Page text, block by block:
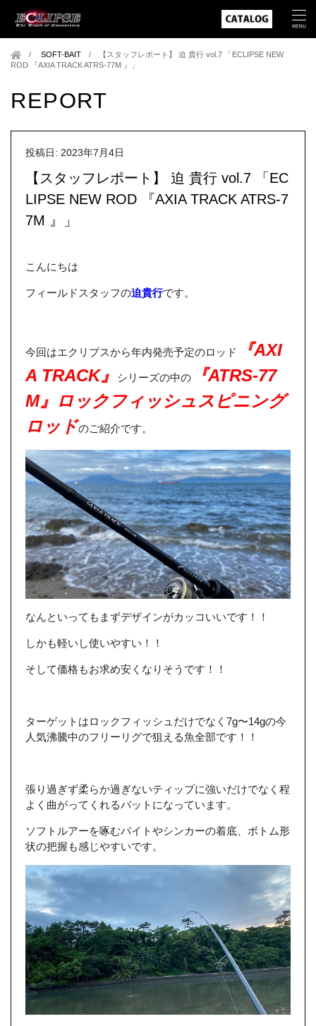
SOFT-BAIT /
【スタッフレポート】 迫 貴行 vol.7 「ECLIPSE NEW
ROD 『AXIA TRACK ATRS-77M 』」
REPORT
投稿日: 2023年7月4日
【スタッフレポート】 迫 貴行 vol.7 「EC
LIPSE NEW ROD 『AXIA TRACK ATRS-7
7M 』」
こんにちは
フィールドスタッフの迫貴行です。
今回はエクリプスから年内発売予定のロッド
『AXI
A TRACK』
シリーズの中の
『ATRS-77
M』ロックフィッシュスピニング
ロッドのご紹介です。
なんといってもまずデザインがカッコいいです！！
しかも軽いし使いやすい！！
そして価格もお求め安くなりそうです！！
ターゲットはロックフィッシュだけでなく7g〜14gの今
人気沸騰中のフリーリグで狙える魚全部です！！
張り過ぎず柔らか過ぎないティップに強いだけでなく程
よく曲がってくれるバットになっています。
ソフトルアーを啄むバイトやシンカーの着底、ボトム形
状の把握も感じやすいです。